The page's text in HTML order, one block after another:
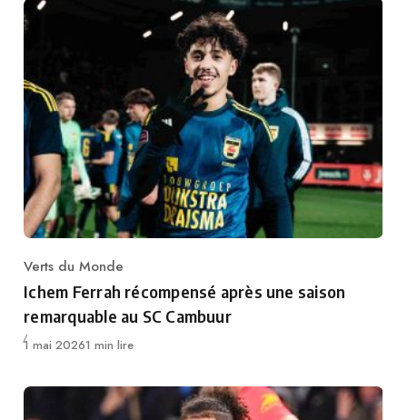
Category
Verts du Monde
Ichem Ferrah récompensé après une saison
remarquable au SC Cambuur
Publié
1 mai 20261 min lire